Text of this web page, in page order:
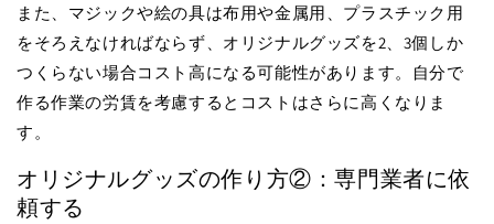
また、マジックや絵の具は布用や金属用、プラスチック用
をそろえなければならず、オリジナルグッズを2、3個しか
つくらない場合コスト高になる可能性があります。自分で
作る作業の労賃を考慮するとコストはさらに高くなりま
す。
オリジナルグッズの作り方②：専門業者に依
頼する